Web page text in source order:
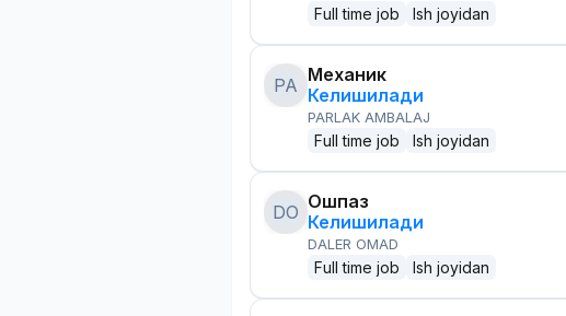
Full time job Ish joyidan
PA Механик
Келишилади
PARLAK AMBALAJ
Full time job Ish joyidan
DO Ошпаз
Келишилади
DALER OMAD
Full time job Ish joyidan